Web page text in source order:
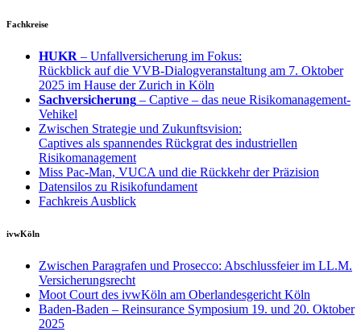
Fachkreise
HUKR – Unfallversicherung im Fokus:
Rückblick auf die VVB-Dialogveranstaltung am 7. Oktober
2025 im Hause der Zurich in Köln
Sachversicherung – Captive – das neue Risikomanagement-
Vehikel
Zwischen Strategie und Zukunftsvision:
Captives als spannendes Rückgrat des industriellen
Risikomanagement
Miss Pac-Man, VUCA und die Rückkehr der Präzision
Datensilos zu Risikofundament
Fachkreis Ausblick
ivwKöln
Zwischen Paragrafen und Prosecco: Abschlussfeier im LL.M.
Versicherungsrecht
Moot Court des ivwKöln am Oberlandesgericht Köln
Baden-Baden – Reinsurance Symposium 19. und 20. Oktober
2025